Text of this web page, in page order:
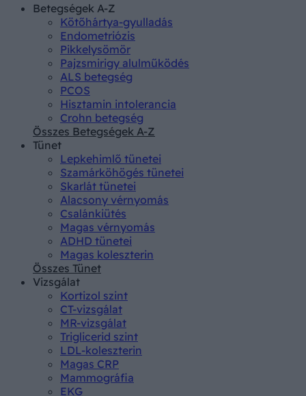
Betegségek A-Z
Kötőhártya-gyulladás
Endometriózis
Pikkelysömör
Pajzsmirigy alulműködés
ALS betegség
PCOS
Hisztamin intolerancia
Crohn betegség
Összes Betegségek A-Z
Tünet
Lepkehimlő tünetei
Szamárköhögés tünetei
Skarlát tünetei
Alacsony vérnyomás
Csalánkiütés
Magas vérnyomás
ADHD tünetei
Magas koleszterin
Összes Tünet
Vizsgálat
Kortizol szint
CT-vizsgálat
MR-vizsgálat
Triglicerid szint
LDL-koleszterin
Magas CRP
Mammográfia
EKG